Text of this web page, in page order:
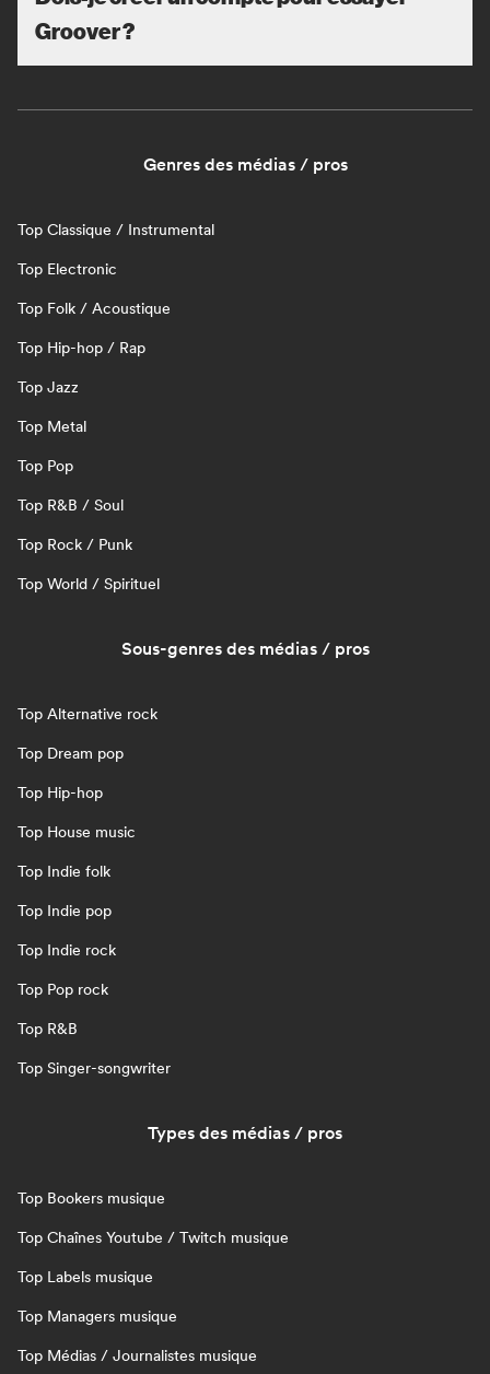
Groover ?
Genres des médias / pros
Top Classique / Instrumental
Top Electronic
Top Folk / Acoustique
Top Hip-hop / Rap
Top Jazz
Top Metal
Top Pop
Top R&B / Soul
Top Rock / Punk
Top World / Spirituel
Sous-genres des médias / pros
Top Alternative rock
Top Dream pop
Top Hip-hop
Top House music
Top Indie folk
Top Indie pop
Top Indie rock
Top Pop rock
Top R&B
Top Singer-songwriter
Types des médias / pros
Top Bookers musique
Top Chaînes Youtube / Twitch musique
Top Labels musique
Top Managers musique
Top Médias / Journalistes musique